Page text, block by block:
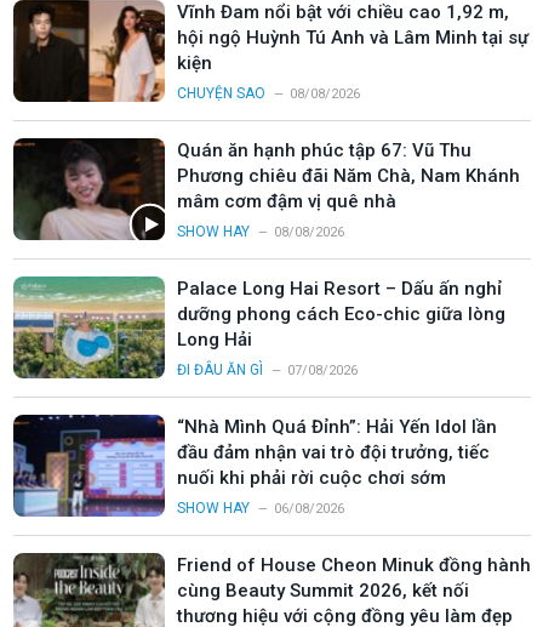
Vĩnh Đam nổi bật với chiều cao 1,92 m,
hội ngộ Huỳnh Tú Anh và Lâm Minh tại sự
kiện
CHUYỆN SAO 08/08/2026
Quán ăn hạnh phúc tập 67: Vũ Thu
Phương chiêu đãi Năm Chà, Nam Khánh
mâm cơm đậm vị quê nhà
SHOW HAY 08/08/2026
Palace Long Hai Resort – Dấu ấn nghỉ
dưỡng phong cách Eco-chic giữa lòng
Long Hải
ĐI ĐÂU ĂN GÌ 07/08/2026
“Nhà Mình Quá Đỉnh”: Hải Yến Idol lần
đầu đảm nhận vai trò đội trưởng, tiếc
nuối khi phải rời cuộc chơi sớm
SHOW HAY 06/08/2026
Friend of House Cheon Minuk đồng hành
cùng Beauty Summit 2026, kết nối
thương hiệu với cộng đồng yêu làm đẹp